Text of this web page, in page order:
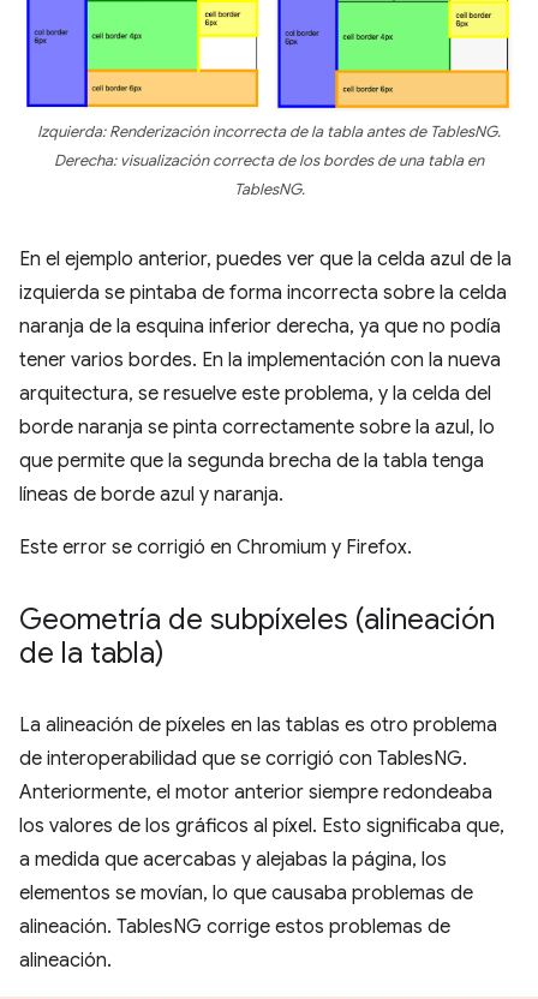
Izquierda: Renderización incorrecta de la tabla antes de TablesNG.
Derecha: visualización correcta de los bordes de una tabla en
TablesNG.
En el ejemplo anterior, puedes ver que la celda azul de la
izquierda se pintaba de forma incorrecta sobre la celda
naranja de la esquina inferior derecha, ya que no podía
tener varios bordes. En la implementación con la nueva
arquitectura, se resuelve este problema, y la celda del
borde naranja se pinta correctamente sobre la azul, lo
que permite que la segunda brecha de la tabla tenga
líneas de borde azul y naranja.
Este error se corrigió en Chromium y Firefox.
Geometría de subpíxeles (alineación
de la tabla)
La alineación de píxeles en las tablas es otro problema
de interoperabilidad que se corrigió con TablesNG.
Anteriormente, el motor anterior siempre redondeaba
los valores de los gráficos al píxel. Esto significaba que,
a medida que acercabas y alejabas la página, los
elementos se movían, lo que causaba problemas de
alineación. TablesNG corrige estos problemas de
alineación.